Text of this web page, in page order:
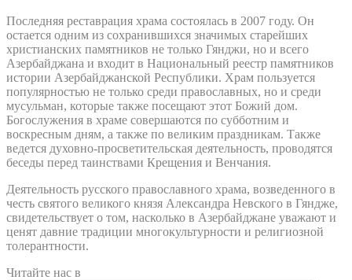
Последняя реставрация храма состоялась в 2007 году. Он
остается одним из сохранившихся значимых старейших
христианских памятников не только Гянджи, но и всего
Азербайджана и входит в Национальный реестр памятников
истории Азербайджанской Республики. Храм пользуется
популярностью не только среди православных, но и среди
мусульман, которые также посещают этот Божий дом.
Богослужения в храме совершаются по субботним и
воскресным дням, а также по великим праздникам. Также
ведется духовно-просветительская деятельность, проводятся
беседы перед таинствами Крещения и Венчания.
Деятельность русского православного храма, возведенного в
честь святого великого князя Александра Невского в Гяндже,
свидетельствует о том, насколько в Азербайджане уважают и
ценят давние традиции многокультурности и религиозной
толерантности.
Читайте нас в